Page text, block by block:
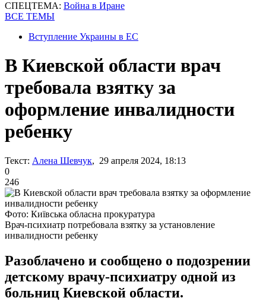
СПЕЦТЕМА: Война в Иране
ВСЕ ТЕМЫ
Вступление Украины в ЕС
В Киевской области врач
требовала взятку за
оформление инвалидности
ребенку
Текст: Алена Шевчук, 29 апреля 2024, 18:13
0
246
Фото: Київська обласна прокуратура
Врач-психиатр потребовала взятку за установление
инвалидности ребенку
Разоблачено и сообщено о подозрении
детскому врачу-психиатру одной из
больниц Киевской области.